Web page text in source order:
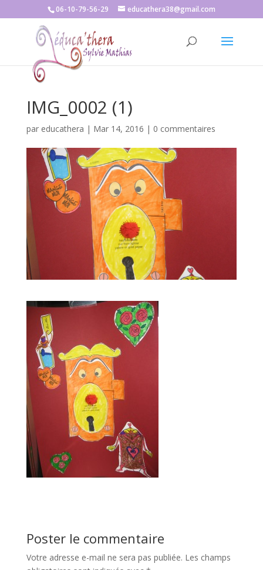
06-10-79-56-29 educathera38@gmail.com
IMG_0002 (1)
par educathera | Mar 14, 2016 | 0 commentaires
Poster le commentaire
Votre adresse e-mail ne sera pas publiée. Les champs